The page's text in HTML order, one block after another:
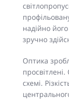
надійно
зручно
Оптика
схемі.